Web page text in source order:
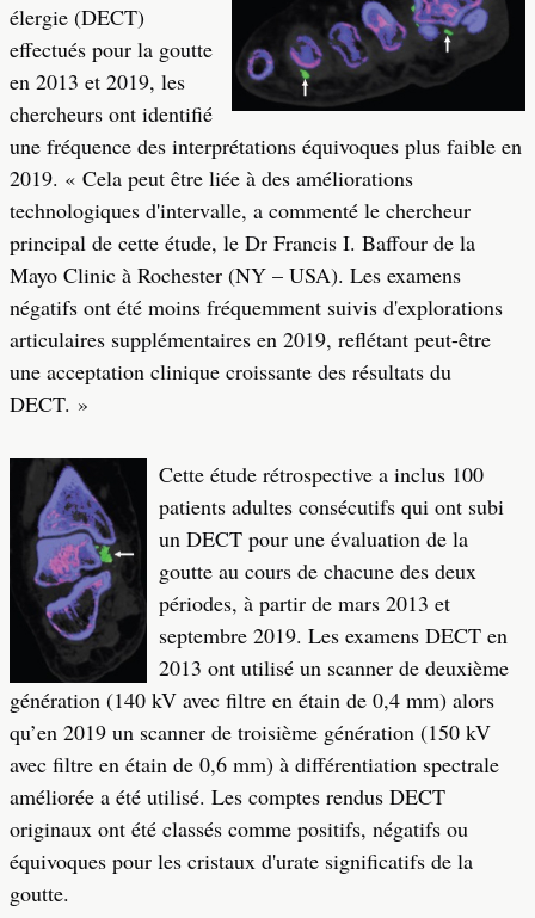
élergie (DECT)
effectués pour la goutte
en 2013 et 2019, les
chercheurs ont identifié
une fréquence des interprétations équivoques plus faible en
2019. « Cela peut être liée à des améliorations
technologiques d'intervalle, a commenté le chercheur
principal de cette étude, le Dr Francis I. Baffour de la
Mayo Clinic à Rochester (NY – USA). Les examens
négatifs ont été moins fréquemment suivis d'explorations
articulaires supplémentaires en 2019, reflétant peut-être
une acceptation clinique croissante des résultats du
DECT. »
Cette étude rétrospective a inclus 100
patients adultes consécutifs qui ont subi
un DECT pour une évaluation de la
goutte au cours de chacune des deux
périodes, à partir de mars 2013 et
septembre 2019. Les examens DECT en
2013 ont utilisé un scanner de deuxième
génération (140 kV avec filtre en étain de 0,4 mm) alors
qu’en 2019 un scanner de troisième génération (150 kV
avec filtre en étain de 0,6 mm) à différentiation spectrale
améliorée a été utilisé. Les comptes rendus DECT
originaux ont été classés comme positifs, négatifs ou
équivoques pour les cristaux d'urate significatifs de la
goutte.